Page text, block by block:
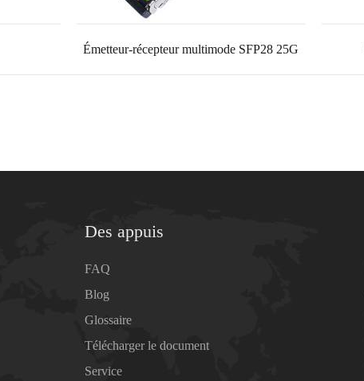
Émetteur-récepteur multimode SFP28 25G
Des appuis
FAQ
Blog
Glossaire
Télécharger le document
Service